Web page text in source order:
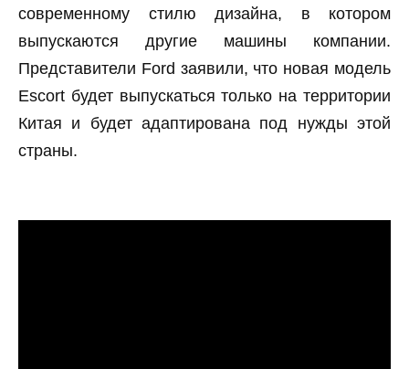
современному стилю дизайна, в котором
выпускаются другие машины компании.
Представители Ford заявили, что новая модель
Escort будет выпускаться только на территории
Китая и будет адаптирована под нужды этой
страны.